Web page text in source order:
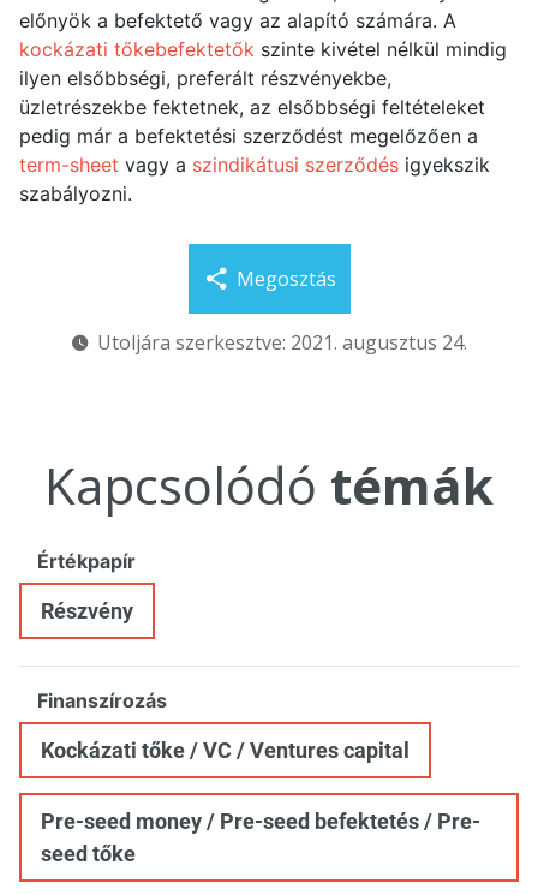
előnyök a befektető vagy az alapító számára. A
kockázati tőkebefektetők szinte kivétel nélkül mindig
ilyen elsőbbségi, preferált részvényekbe,
üzletrészekbe fektetnek, az elsőbbségi feltételeket
pedig már a befektetési szerződést megelőzően a
term-sheet vagy a szindikátusi szerződés igyekszik
szabályozni.
Megosztás
Utoljára szerkesztve: 2021. augusztus 24.
Kapcsolódó témák
Értékpapír
Részvény
Finanszírozás
Kockázati tőke / VC / Ventures capital
Pre-seed money / Pre-seed befektetés / Pre-
seed tőke